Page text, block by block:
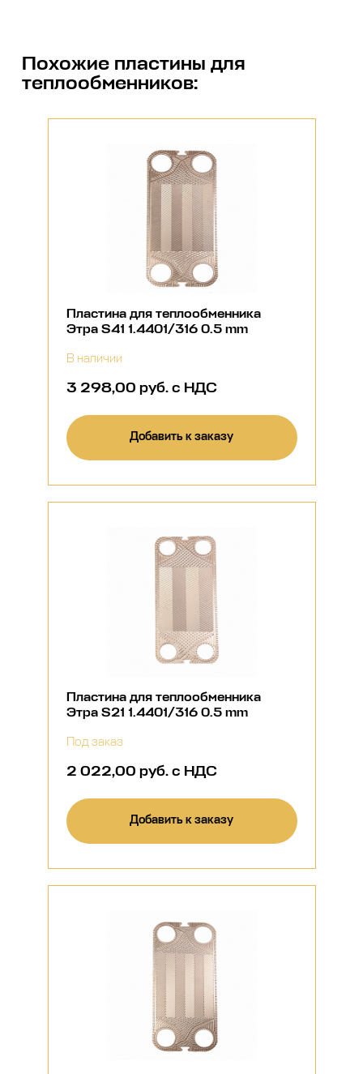
Похожие пластины для
теплообменников:
Пластина для теплообменника
Этра S41 1.4401/316 0.5 mm
В наличии
3 298,00 руб. с НДС
Добавить к заказу
Пластина для теплообменника
Этра S21 1.4401/316 0.5 mm
Под заказ
2 022,00 руб. с НДС
Добавить к заказу